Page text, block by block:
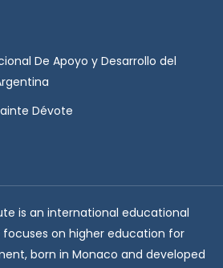
De Apoyo y Desarrollo del
Dévote
is an international educational
on higher education for
born in Monaco and developed